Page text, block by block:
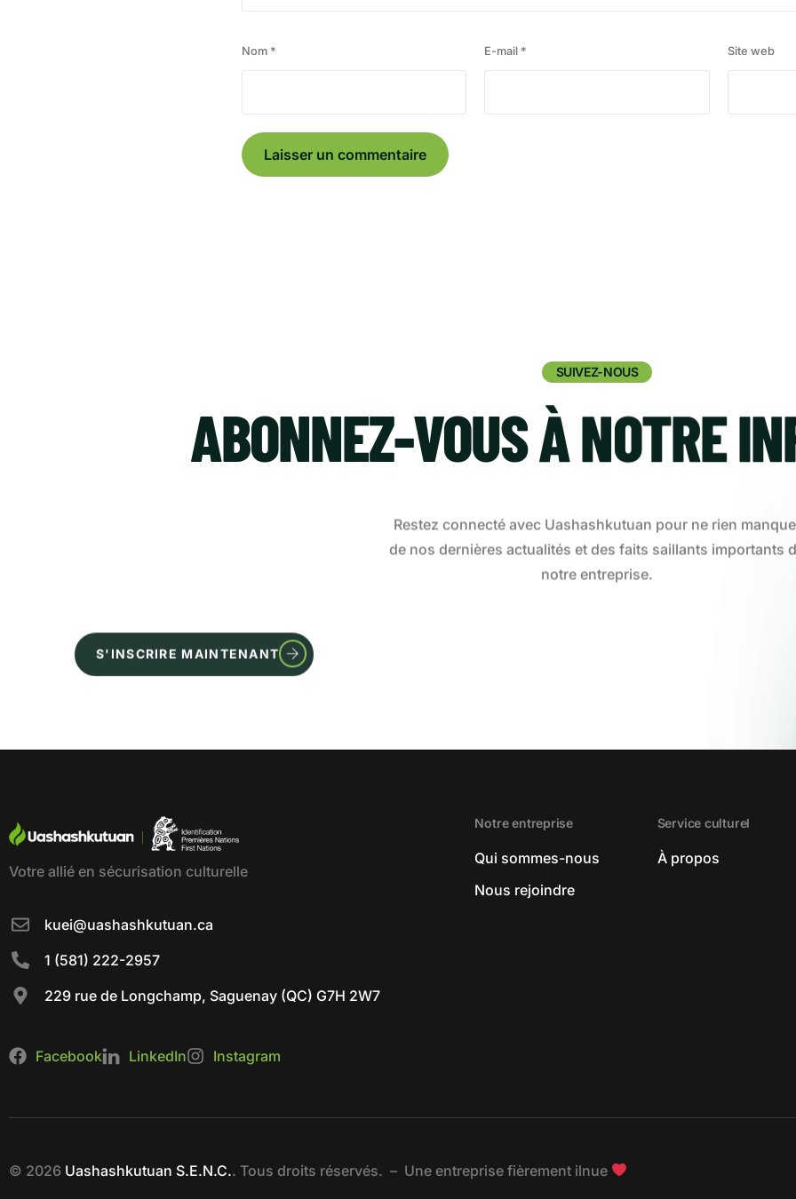
Nom * E-mail * Site web
SUIVEZ-NOUS
ABONNEZ-VOUS À NOTRE
Restez connecté avec Uashashkutuan pour ne rien
de nos dernières actualités et des faits saillants importants
notre entreprise.
S'INSCRIRE MAINTENANT
Votre allié en sécurisation culturelle
kuei@uashashkutuan.ca
1 (581) 222-2957
229 rue de Longchamp, Saguenay (QC) G7H 2W7
Notre entreprise
Qui sommes-nous
Nous rejoindre
Service culturel
À propos
Facebook LinkedIn Instagram
© 2026 Uashashkutuan S.E.N.C.. Tous droits réservés. – Une entreprise fièrement ilnue